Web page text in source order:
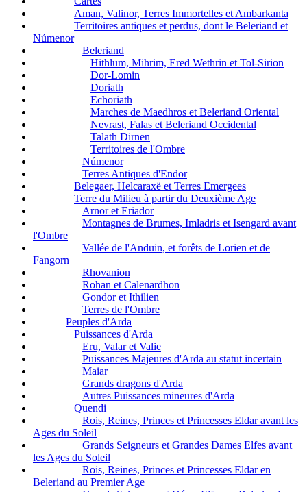
Aman, Valinor, Terres Immortelles et Ambarkanta
Territoires antiques et perdus, dont le Beleriand et
Númenor
Beleriand
Hithlum, Mihrim, Ered Wethrin et Tol-Sirion
Dor-Lomin
Doriath
Echoriath
Marches de Maedhros et Beleriand Oriental
Nevrast, Falas et Beleriand Occidental
Talath Dirnen
Territoires de l'Ombre
Númenor
Terres Antiques d'Endor
Belegaer, Helcaraxë et Terres Emergees
Terre du Milieu à partir du Deuxième Age
Arnor et Eriador
Montagnes de Brumes, Imladris et Isengard avant
l'Ombre
Vallée de l'Anduin, et forêts de Lorien et de
Fangorn
Rhovanion
Rohan et Calenardhon
Gondor et Ithilien
Terres de l'Ombre
Peuples d'Arda
Puissances d'Arda
Eru, Valar et Valie
Puissances Majeures d'Arda au statut incertain
Maiar
Grands dragons d'Arda
Autres Puissances mineures d'Arda
Quendi
Rois, Reines, Princes et Princesses Eldar avant les
Ages du Soleil
Grands Seigneurs et Grandes Dames Elfes avant
les Ages du Soleil
Rois, Reines, Princes et Princesses Eldar en
Beleriand au Premier Age